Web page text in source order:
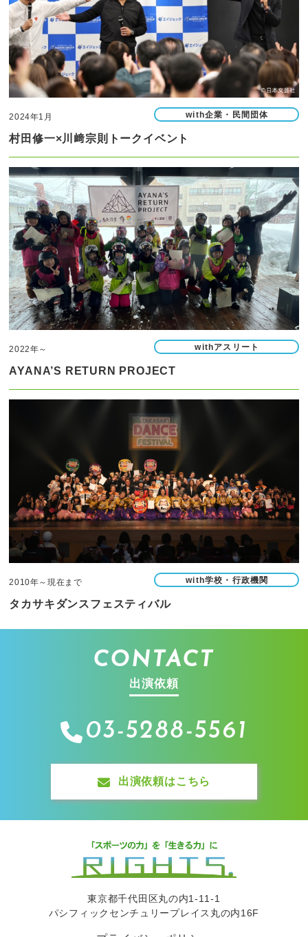
2024年1月 with企業・民間団体
村田修一×川﨑宗則トークイベント
2022年～ withアスリート
AYANA’S RETURN PROJECT
2010年～現在まで with学校・行政機関
タカサキダンスフェスティバル
CONTACT
出演依頼
03-5288-5561
出演依頼はこちら
東京都千代田区丸の内1-11-1
パシフィックセンチュリープレイス丸の内16F